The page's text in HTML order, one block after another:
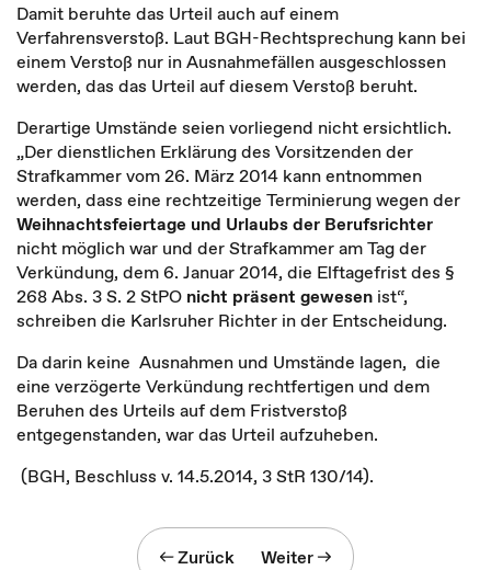
Damit beruhte das Urteil auch auf einem
Verfahrensverstoß. Laut BGH-Rechtsprechung kann bei
einem Verstoß nur in Ausnahmefällen ausgeschlossen
werden, das das Urteil auf diesem Verstoß beruht.
Derartige Umstände seien vorliegend nicht ersichtlich.
„Der dienstlichen Erklärung des Vorsitzenden der
Strafkammer vom 26. März 2014 kann entnommen
werden, dass eine rechtzeitige Terminierung wegen der
Weihnachtsfeiertage und Urlaubs der Berufsrichter
nicht möglich war und der Strafkammer am Tag der
Verkündung, dem 6. Januar 2014, die Elftagefrist des §
268 Abs. 3 S. 2 StPO nicht präsent gewesen ist“,
schreiben die Karlsruher Richter in der Entscheidung.
Da darin keine Ausnahmen und Umstände lagen, die
eine verzögerte Verkündung rechtfertigen und dem
Beruhen des Urteils auf dem Fristverstoß
entgegenstanden, war das Urteil aufzuheben.
(BGH, Beschluss v. 14.5.2014, 3 StR 130/14).
Zurück Weiter